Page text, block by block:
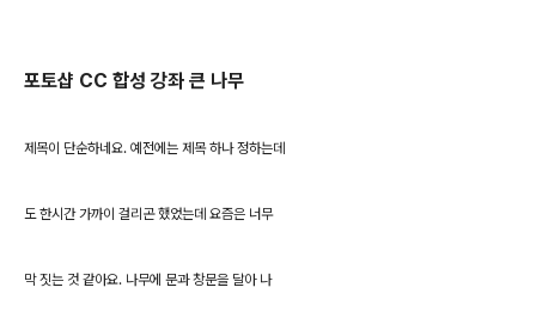
포토샵 CC 합성 강좌 큰 나무
제목이 단순하네요. 예전에는 제목 하나 정하는데
도 한시간 가까이 걸리곤 했었는데 요즘은 너무
막 짓는 것 같아요. 나무에 문과 창문을 달아 나